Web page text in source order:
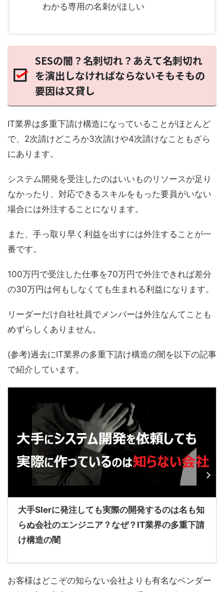
わかる専用の名刺がほしい
SESの闇？名刺切れ？あえて名刺切れ
を演出しなければならないそもそもの
要因は又貸し
IT業界は多重下請け構造になっていることがほとんど
で、2次請けどころか3次請けや4次請けなこともざら
にあります。
システム開発を受注したのはいいものリソースが足り
なかったり、対応できるスキルをもった要員がいない
場合には外注することになります。
また、手っ取り早く利益を出すには外注することが一
番です。
100万円で受注した仕事を70万円で外注できれば差分
の30万円は何もしなくても生まれる利益になります。
リーダーだけ自社社員でメンバーは外注なんてことも
めずらしくありません。
(参考)過去にIT業界の多重下請け構造の闇を以下の記事
で紹介しています。
大手SIerに発注しても実際の開発するのは名も知
らぬ会社のエンジニア？なぜ？IT業界の多重下請
け構造の闇
お客様はどこぞの知らない会社よりも有名なベンダー